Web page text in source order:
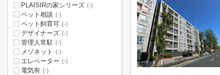
PLAISIRの家シリーズ (-)
ペット相談 (-)
ペット飼育可 (-)
デザイナーズ (-)
管理人常駐 (-)
メゾネット (-)
エレベーター (-)
電気有 (-)